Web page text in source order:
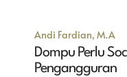
Andi Fardian, M.A
Dompu Perlu
Pengangguran